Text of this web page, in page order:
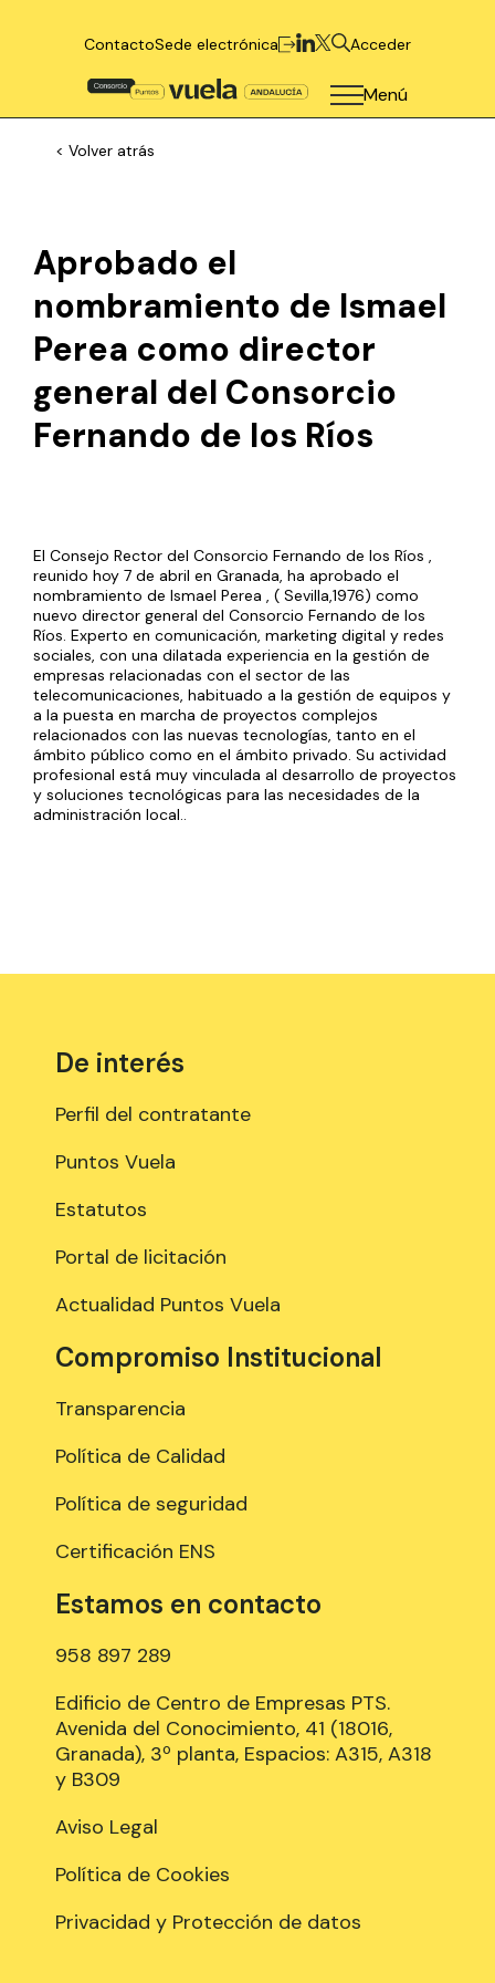
ContactoSede electrónica Acceder
Menú
< Volver atrás
Aprobado el
nombramiento de Ismael
Perea como director
general del Consorcio
Fernando de los Ríos
El Consejo Rector del Consorcio Fernando de los Ríos ,
reunido hoy 7 de abril en Granada, ha aprobado el
nombramiento de Ismael Perea , ( Sevilla,1976) como
nuevo director general del Consorcio Fernando de los
Ríos. Experto en comunicación, marketing digital y redes
sociales, con una dilatada experiencia en la gestión de
empresas relacionadas con el sector de las
telecomunicaciones, habituado a la gestión de equipos y
a la puesta en marcha de proyectos complejos
relacionados con las nuevas tecnologías, tanto en el
ámbito público como en el ámbito privado. Su actividad
profesional está muy vinculada al desarrollo de proyectos
y soluciones tecnológicas para las necesidades de la
administración local..
De interés
Perfil del contratante
Puntos Vuela
Estatutos
Portal de licitación
Actualidad Puntos Vuela
Compromiso Institucional
Transparencia
Política de Calidad
Política de seguridad
Certificación ENS
Estamos en contacto
958 897 289
Edificio de Centro de Empresas PTS.
Avenida del Conocimiento, 41 (18016,
Granada), 3º planta, Espacios: A315, A318
y B309
Aviso Legal
Política de Cookies
Privacidad y Protección de datos